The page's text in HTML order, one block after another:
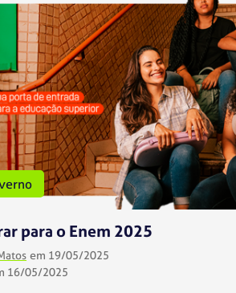
para o Enem 2025
em 19/05/2025
16/05/2025